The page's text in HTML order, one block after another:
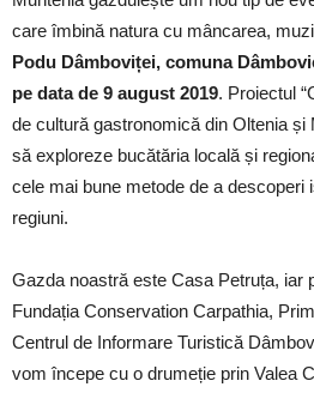
care îmbină natura cu mâncarea,
Podu Dâmboviței, comuna
pe data de 9 august 2019. Proiectul
de cultură gastronomică din Oltenia și
să exploreze bucătăria locală și
cele mai bune metode de a descoperi
regiuni.
Gazda noastră este Casa Petruța, iar
Fundația Conservation Carpathia,
Centrul de Informare Turistică
vom începe cu o drumeție prin Valea